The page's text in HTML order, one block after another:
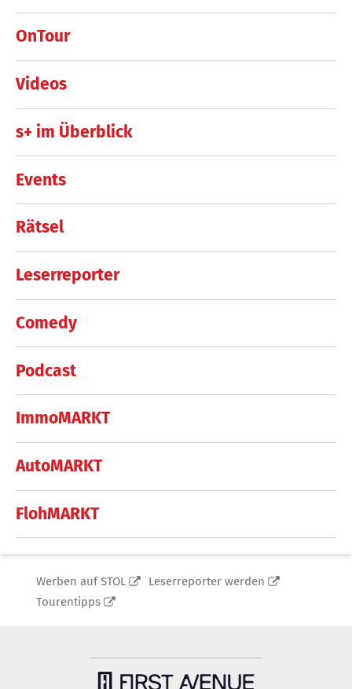
OnTour
Videos
s+ im Überblick
Events
Rätsel
Leserreporter
Comedy
Podcast
ImmoMARKT
AutoMARKT
FlohMARKT
Werben auf STOL
Leserreporter werden
Tourentipps